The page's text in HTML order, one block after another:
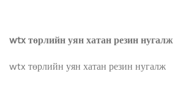
wtx төрлийн уян хатан резин нугалж
wtx төрлийн уян хатан резин нугалж